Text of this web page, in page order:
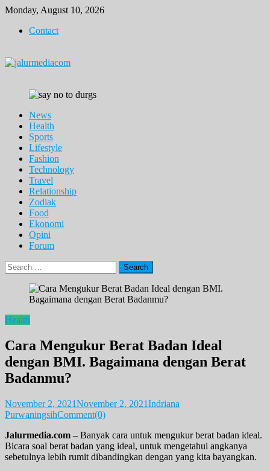
Skip
content
Monday, August 10, 2026
Contact
News
Health
Sports
Lifestyle
Fashion
Technology
Travel
Relationship
Zodiak
Food
Ekonomi
Opini
Forum
Search
for:
Health
Cara Mengukur Berat Badan Ideal
dengan BMI. Bagaimana dengan Berat
Badanmu?
November 2, 2021November 2, 2021Indriana
PurwaningsihComment(0)
Jalurmedia.com – Banyak cara untuk mengukur berat badan ideal.
Bicara soal berat badan yang ideal, untuk mengetahui angkanya
sebetulnya lebih rumit dibandingkan dengan yang kita bayangkan.